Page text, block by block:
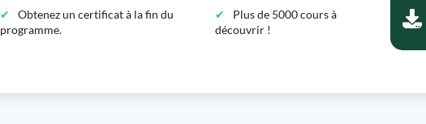
Obtenez un certificat à la fin du
programme.
Plus de 5000 cours à
découvrir !